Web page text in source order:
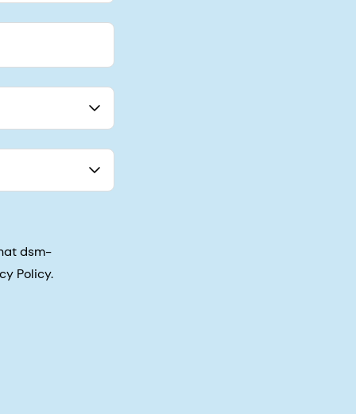
dsm-
Policy.